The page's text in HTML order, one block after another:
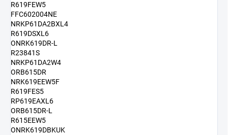
R619FEW5
FFC602004NE
NRKP61DA2BXL4
R619DSXL6
ONRK619DR-L
R23841S
NRKP61DA2W4
ORB615DR
NRK619EEW5F
R619FES5
RP619EAXL6
ORB615DR-L
R615EEW5
ONRK619DBKUK